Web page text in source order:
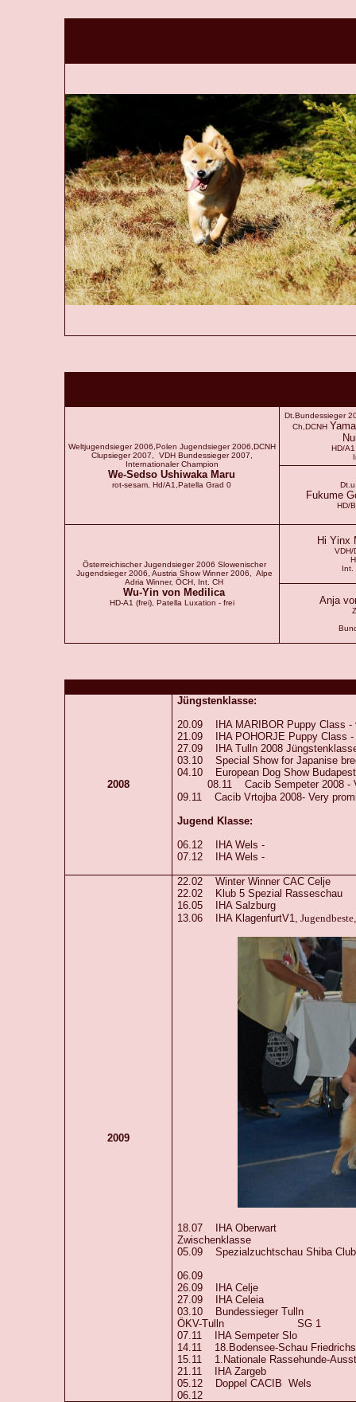
Weltjugendsieger 2006,Polen Jugendsieger 2006,DCNH
Clupsieger 2007, VDH Bundessieger 2007,
Internationaler Champion
We-Sedso Ushiwaka Maru
rot-sesam, Hd/A1,Patella Grad 0
Dt.Bundessieger
Ch,DCNH
HD/
Fukume
HD/
Österreichischer Jugendsieger 2006 Slowenischer
Jugendsieger 2006, Austria Show Winner 2006, Alpe
Adria Winner, ÖCH, Int. CH
Wu-Yin von Medilica
HD-A1 (frei), Patella Luxation - frei
Hi Yinx
VDH/
Int.
Anja
2008
Jüngstenklasse:
20.09 IHA MARIBOR Puppy
21.09 IHA POHORJE Puppy
27.09IHA Tulln 2008
03.10 Special Show for Japanise
04.10 European Dog Show
08.11 Cacib Sempeter 2008 -
09.11 Cacib Vrtojba 2008- Very
Jugend Klasse:
06.12 IHA Wels -
07.12 IHA Wels -
2009
22.02 Winter Winner CAC
22.02 Klub 5 Spezial
16.05 IHA Salzburg
13.06 IHA KlagenfurtV1, Jugendbeste
18.07 IHA
Zwischenklasse
05.09 Spezialzuchtschau Shiba Club
06.09 SG 1
26.09 IHA Celje V1,CAC
27.09 IHA Celeia V1,CAC
03.10 Bundessieger
ÖKV-Tulln SG 1
07.11 IHA Sempeter Slo
14.11 18.Bodensee-Schau
15.11 1.Nationale Rassehunde-
21.11 IHA Zargeb
05.12 Doppel CACIB
06.12 SG 1 Ri: